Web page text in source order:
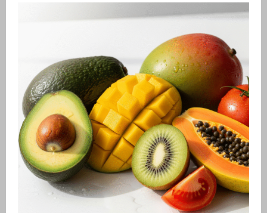
Demo
Masak
Kue
Tradisional